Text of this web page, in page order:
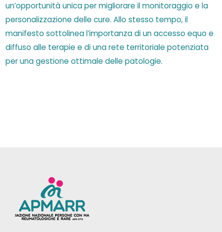
un’opportunità unica per migliorare il monitoraggio e la
personalizzazione delle cure. Allo stesso tempo, il
manifesto sottolinea l’importanza di un accesso equo e
diffuso alle terapie e di una rete territoriale potenziata
per una gestione ottimale delle patologie.